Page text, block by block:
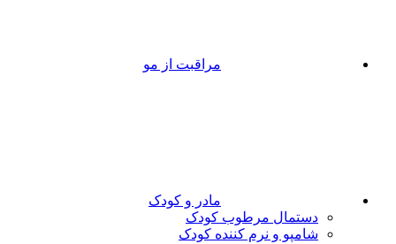
مراقبت از مو
مادر و کودک
دستمال مرطوب کودک
شامپو و نرم کننده کودک